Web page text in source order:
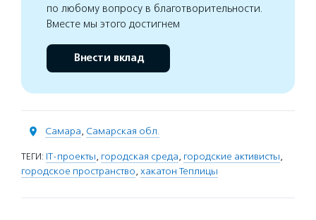
по любому вопросу в благотворительности.
Вместе мы этого достигнем
Внести вклад
Самара, Самарская обл.
ТЕГИ: IT-проекты, городская среда, городские активисты,
городское пространство, хакатон Теплицы